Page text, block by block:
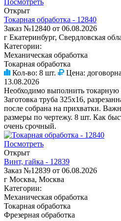
Посмотреть
Открыт
Токарная обработка - 12840
Заказ №12840 от 06.08.2026
г Екатеринбург, Свердловская
Категории:
Механическая обработка
Токарная обработка
Кол-во: 8 шт. Цена:
13.08.2026
Необходимо выполнить токарную
Заготовка труба 325х16,
после собрана на прихватки.
размеры по чертежу. 8 шт. Как
очень срочный.
Посмотреть
Открыт
Винт, гайка - 12839
Заказ №12839 от 06.08.2026
г Москва, Москва
Категории:
Механическая обработка
Токарная обработка
Фрезерная обработка